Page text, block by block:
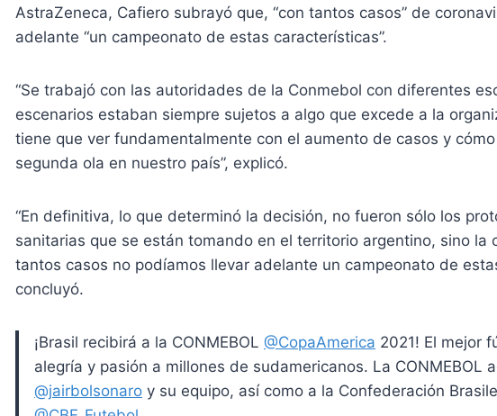
AstraZeneca, Cafiero subrayó que, “con tantos casos” de
adelante “un campeonato de estas características”.
“Se trabajó con las autoridades de la Conmebol con diferentes
escenarios estaban siempre sujetos a algo que excede a la
tiene que ver fundamentalmente con el aumento de casos y
segunda ola en nuestro país”, explicó.
“En definitiva, lo que determinó la decisión, no fueron sólo los
sanitarias que se están tomando en el territorio argentino, sino la
tantos casos no podíamos llevar adelante un campeonato de
concluyó.
¡Brasil recibirá a la CONMEBOL @CopaAmerica 2021! El mejor
alegría y pasión a millones de sudamericanos. La CONMEBOL
@jairbolsonaro y su equipo, así como a la Confederación